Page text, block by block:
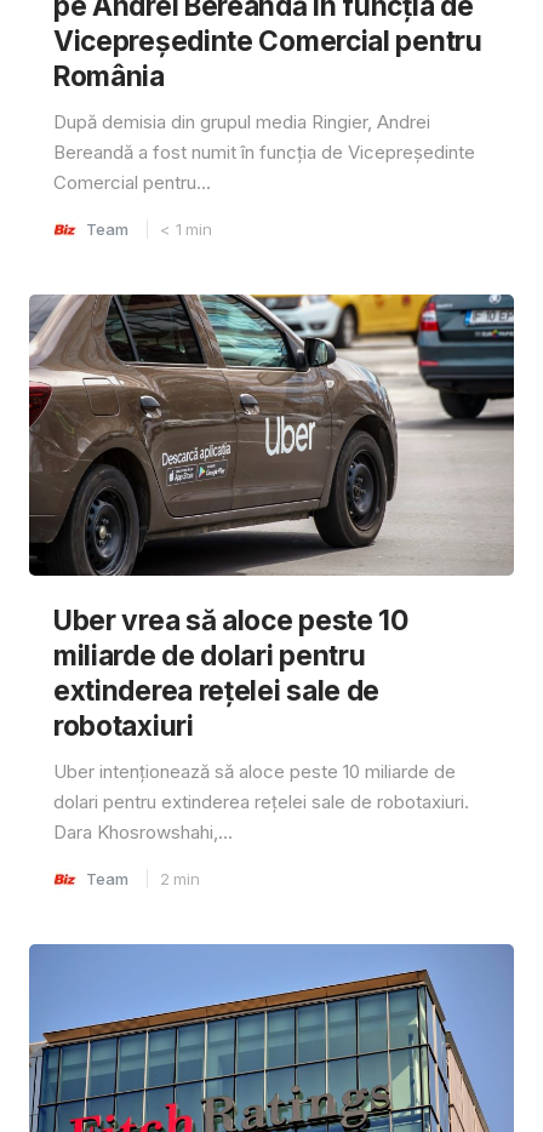
Vicepreședinte Comercial pentru
România
După demisia din grupul media Ringier, Andrei
Bereandă a fost numit în funcția de Vicepreședinte
Comercial pentru...
Team < 1 min
Uber vrea să aloce peste 10
miliarde de dolari pentru
extinderea rețelei sale de
robotaxiuri
Uber intenționează să aloce peste 10 miliarde de
dolari pentru extinderea rețelei sale de robotaxiuri.
Dara Khosrowshahi,...
Team 2 min